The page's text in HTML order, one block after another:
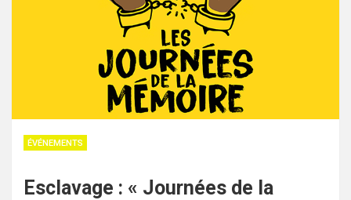
ÉVÉNEMENTS
Esclavage : « Journées de la